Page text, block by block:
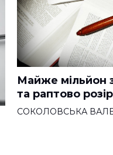
Майже мільйон
та раптово
СОКОЛОВСЬКА